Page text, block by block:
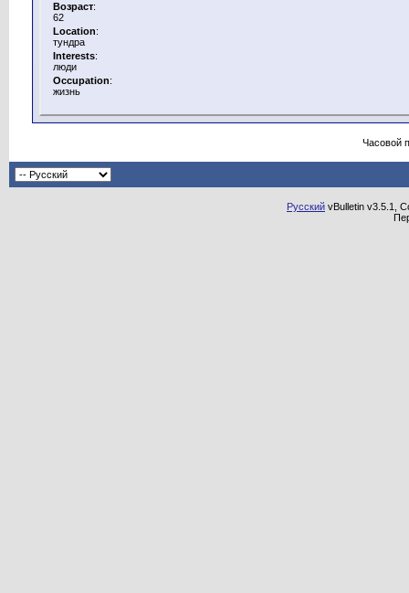
Возраст:
62
Location:
тундра
Interests:
люди
Occupation:
жизнь
Часовой
Русский vBulletin v3.5.1,